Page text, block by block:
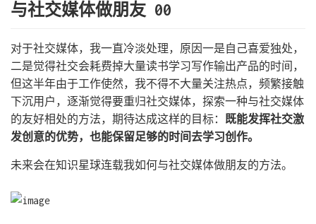
与社交媒体做朋友 00
对于社交媒体，我一直冷淡处理，原因一是自己喜爱独处，
二是觉得社交会耗费掉大量读书学习写作输出产品的时间，
但这半年由于工作使然，我不得不大量关注热点，频繁接触
下沉用户，逐渐觉得要重归社交媒体，探索一种与社交媒体
的友好相处的方法，期待达成这样的目标： 既能发挥社交激
发创意的优势，也能保留足够的时间去学习创作。
未来会在知识星球连载我如何与社交媒体做朋友的方法。